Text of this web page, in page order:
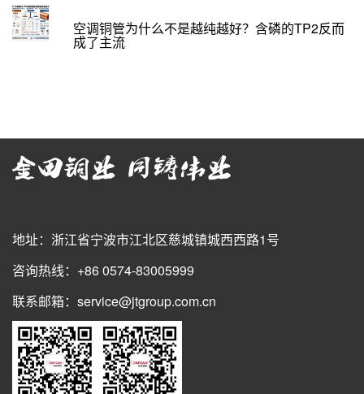
空调铜管为什么不是越纯越好？含磷的TP2反而
成了主流
地址：浙江省宁波市江北区慈城镇城西西路1号
咨询热线：+86 0574-83005999
联系邮箱：service@jtgroup.com.cn